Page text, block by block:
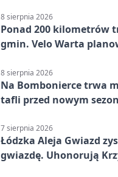
8 sierpnia 2026
Ponad 200 kilometrów
gmin. Velo Warta
8 sierpnia 2026
Na Bombonierce trwa
tafli przed nowym
7 sierpnia 2026
Łódzka Aleja Gwiazd
gwiazdę. Uhonorują